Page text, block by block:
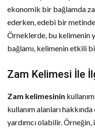
ekonomik bir bağlamda
ederken, edebi bir
Örneklerde, bu kelimenin
bağlamı, kelimenin etkili
Zam Kelimesi İle
Zam kelimesinin
kullanım alanları
yardımcı olabilir.